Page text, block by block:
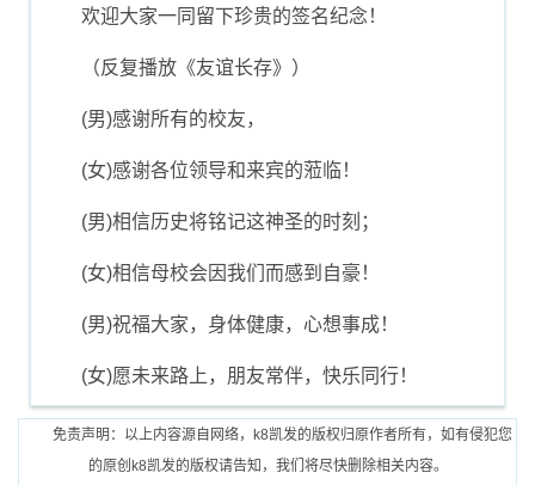
欢迎大家一同留下珍贵的签名纪念！
（反复播放《友谊长存》）
(男)感谢所有的校友，
(女)感谢各位领导和来宾的蒞临！
(男)相信历史将铭记这神圣的时刻；
(女)相信母校会因我们而感到自豪！
(男)祝福大家，身体健康，心想事成！
(女)愿未来路上，朋友常伴，快乐同行！
免责声明：以上内容源自网络，k8凯发的版权归原作者所有，如有侵犯您
的原创k8凯发的版权请告知，我们将尽快删除相关内容。